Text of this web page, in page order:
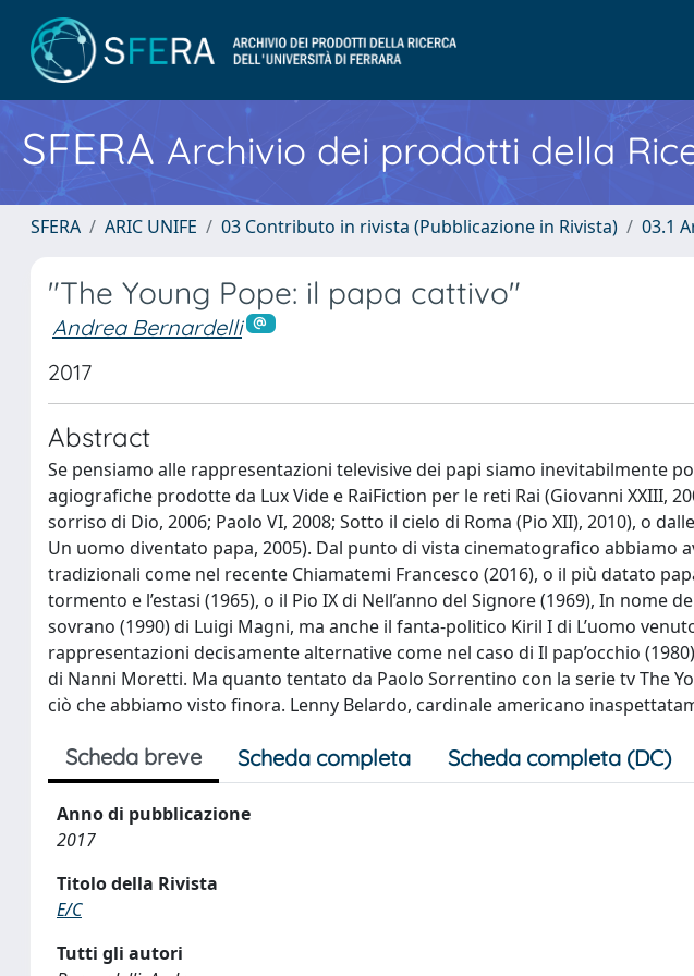
SFERA Archivio dei prodotti della
SFERA ARIC UNIFE 03 Contributo in rivista (Pubblicazione in Rivista) 03.1
"The Young Pope: il papa cattivo"
Andrea Bernardelli
2017
Abstract
Se pensiamo alle rappresentazioni televisive dei papi siamo inevitabilmente
agiografiche prodotte da Lux Vide e RaiFiction per le reti Rai (Giovanni XXIII,
sorriso di Dio, 2006; Paolo VI, 2008; Sotto il cielo di Roma (Pio XII), 2010), o
Un uomo diventato papa, 2005). Dal punto di vista cinematografico abbiamo
tradizionali come nel recente Chiamatemi Francesco (2016), o il più datato
tormento e l’estasi (1965), o il Pio IX di Nell’anno del Signore (1969), In nome
sovrano (1990) di Luigi Magni, ma anche il fanta-politico Kiril I di L’uomo
rappresentazioni decisamente alternative come nel caso di Il pap’occhio
di Nanni Moretti. Ma quanto tentato da Paolo Sorrentino con la serie tv The
ciò che abbiamo visto finora. Lenny Belardo, cardinale americano
Scheda breve Scheda completa Scheda completa (DC)
Anno di pubblicazione
2017
Titolo della Rivista
E/C
Tutti gli autori